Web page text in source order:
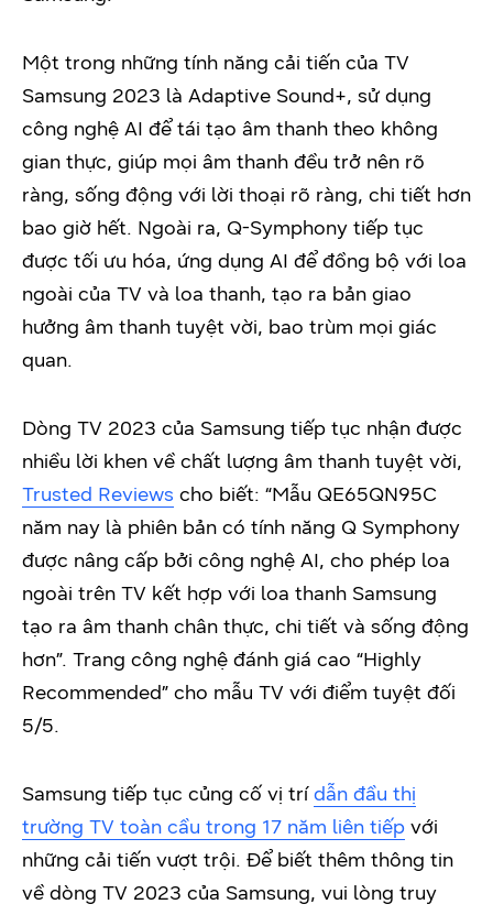
Một trong những tính năng cải tiến của TV
Samsung 2023 là Adaptive Sound+, sử dụng
công nghệ AI để tái tạo âm thanh theo không
gian thực, giúp mọi âm thanh đều trở nên rõ
ràng, sống động với lời thoại rõ ràng, chi tiết hơn
bao giờ hết. Ngoài ra, Q-Symphony tiếp tục
được tối ưu hóa, ứng dụng AI để đồng bộ với loa
ngoài của TV và loa thanh, tạo ra bản giao
hưởng âm thanh tuyệt vời, bao trùm mọi giác
quan.
Dòng TV 2023 của Samsung tiếp tục nhận được
nhiều lời khen về chất lượng âm thanh tuyệt vời,
Trusted Reviews cho biết: “Mẫu QE65QN95C
năm nay là phiên bản có tính năng Q Symphony
được nâng cấp bởi công nghệ AI, cho phép loa
ngoài trên TV kết hợp với loa thanh Samsung
tạo ra âm thanh chân thực, chi tiết và sống động
hơn”. Trang công nghệ đánh giá cao “Highly
Recommended” cho mẫu TV với điểm tuyệt đối
5/5.
Samsung tiếp tục củng cố vị trídẫn đầu thị
trường TV toàn cầu trong 17 năm liên tiếp với
những cải tiến vượt trội. Để biết thêm thông tin
về dòng TV 2023 của Samsung, vui lòng truy